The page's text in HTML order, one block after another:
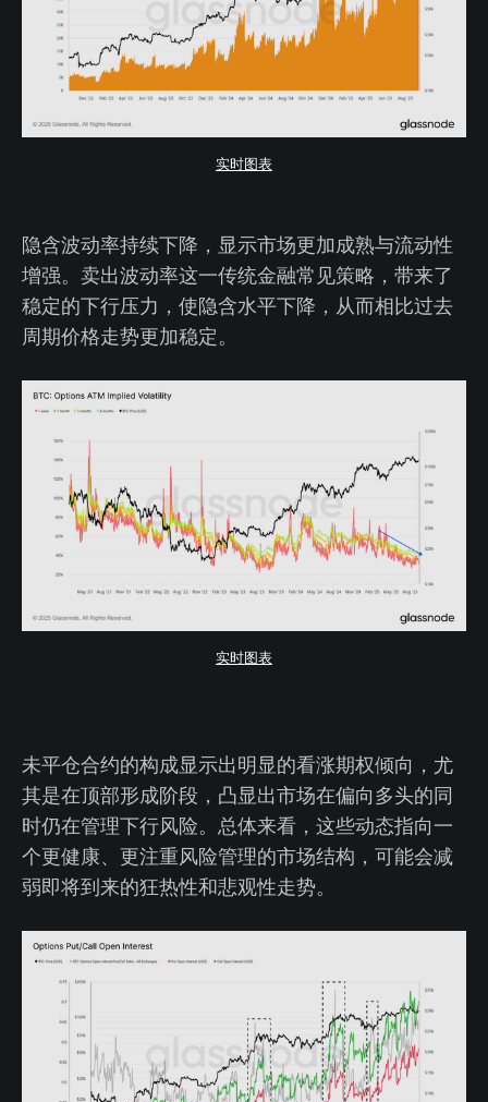
实时图表
隐含波动率持续下降，显示市场更加成熟与流动性
增强。卖出波动率这一传统金融常见策略，带来了
稳定的下行压力，使隐含水平下降，从而相比过去
周期价格走势更加稳定。
实时图表
未平仓合约的构成显示出明显的看涨期权倾向，尤
其是在顶部形成阶段，凸显出市场在偏向多头的同
时仍在管理下行风险。总体来看，这些动态指向一
个更健康、更注重风险管理的市场结构，可能会减
弱即将到来的狂热性和悲观性走势。